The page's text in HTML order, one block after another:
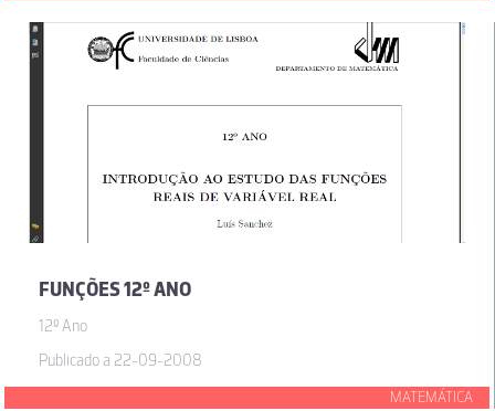
FUNÇÕES 12º ANO
12º Ano
Publicado a 22-09-2008
MATEMÁTICA